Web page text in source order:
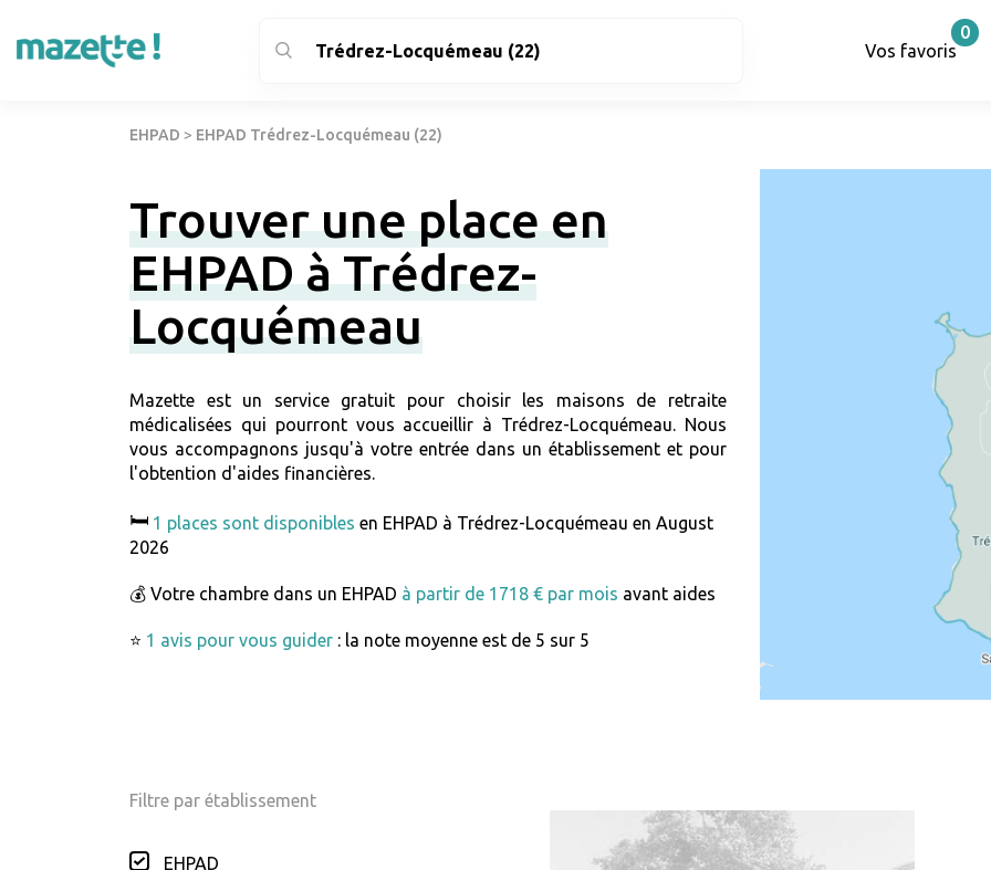
Vos favoris
0
EHPAD > EHPAD Trédrez-Locquémeau (22)
Trouver une place en
EHPAD à Trédrez-
Locquémeau
Mazette est un service gratuit pour choisir les maisons de retraite
médicalisées qui pourront vous accueillir à Trédrez-Locquémeau. Nous
vous accompagnons jusqu'à votre entrée dans un établissement et pour
l'obtention d'aides financières.
🛏️ 1 places sont disponibles en EHPAD à Trédrez-Locquémeau en August
2026
💰 Votre chambre dans un EHPAD à partir de 1718 € par mois avant aides
⭐ 1 avis pour vous guider : la note moyenne est de 5 sur 5
Filtre par établissement
EHPAD